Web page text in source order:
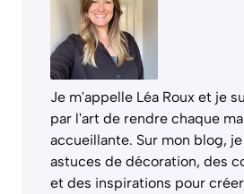
Je m'appelle Léa Roux et je
par l'art de rendre chaque
accueillante. Sur mon blog,
astuces de décoration, des
et des inspirations pour